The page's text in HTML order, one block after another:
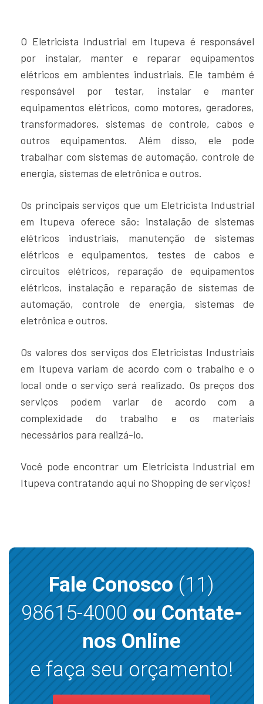
O Eletricista Industrial em Itupeva é responsável
por instalar, manter e reparar equipamentos
elétricos em ambientes industriais. Ele também é
responsável por testar, instalar e manter
equipamentos elétricos, como motores, geradores,
transformadores, sistemas de controle, cabos e
outros equipamentos. Além disso, ele pode
trabalhar com sistemas de automação, controle de
energia, sistemas de eletrônica e outros.
Os principais serviços que um Eletricista Industrial
em Itupeva oferece são: instalação de sistemas
elétricos industriais, manutenção de sistemas
elétricos e equipamentos, testes de cabos e
circuitos elétricos, reparação de equipamentos
elétricos, instalação e reparação de sistemas de
automação, controle de energia, sistemas de
eletrônica e outros.
Os valores dos serviços dos Eletricistas Industriais
em Itupeva variam de acordo com o trabalho e o
local onde o serviço será realizado. Os preços dos
serviços podem variar de acordo com a
complexidade do trabalho e os materiais
necessários para realizá-lo.
Você pode encontrar um Eletricista Industrial em
Itupeva contratando aqui no Shopping de serviços!
Fale Conosco(11)
98615-4000ou Contate-
nos Online
e faça seu orçamento!